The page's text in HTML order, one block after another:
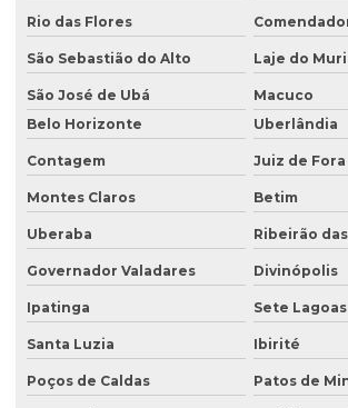
Consultoria em gestão ambiental
Consultoria inventário florestal
Consultoria e licenciamento ambiental
Consultoria de meio ambiente
Desativação de tanque de combustível
Empresa de análise de água
Empresa de análise granulométrica do solo
Empresa de análise de solo
Empresa de análise de solo e sedimento
Rio das Flores
São Sebastião do Alto Laje do
São José de Ubá
Macuco
Belo Horizonte
Uberlândia
Contagem Juiz de Fora
Montes Claros Betim
Uberaba Ribeirão
Governador Valadares Divinópolis
Ipatinga Sete Lagoas
Santa Luzia Ibirité
Poços de Caldas Patos de